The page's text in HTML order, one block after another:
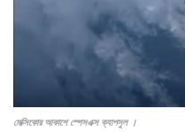
মেক্সিকোর আকাশে স্পেসএক্স ক্যাপসুল ।